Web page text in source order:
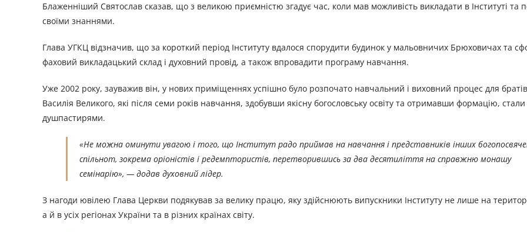
Блаженніший Святослав сказав, що з великою приємністю згадує час, коли мав можливість викладати в Інституті та
своїми знаннями.
Глава УГКЦ відзначив, що за короткий період Інституту вдалося спорудити будинок у мальовничих Брюховичах та
фаховий викладацький склад і духовний провід, а також впровадити програму навчання.
Уже 2002 року, зауважив він, у нових приміщеннях успішно було розпочато навчальний і виховний процес для
Василія Великого, які після семи років навчання, здобувши якісну богословську освіту та отримавши формацію,
душпастирями.
«Не можна оминути увагою і того, що Інститут радо приймав на навчання і представників інших
спільнот, зокрема оріоністів і редемптористів, перетворившись за два десятиліття на справжню монашу
семінарію», — додав духовний лідер.
З нагоди ювілею Глава Церкви подякував за велику працю, яку здійснюють випускники Інституту не лише на
а й в усіх регіонах України та в різних країнах світу.